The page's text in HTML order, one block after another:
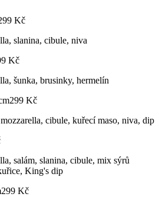
Kč
slanina, cibule, niva
Kč
šunka, brusinky, hermelín
299 Kč
cibule, kuřecí maso, niva, dip
salám, slanina, cibule, mix sýrů
King's dip
299 Kč